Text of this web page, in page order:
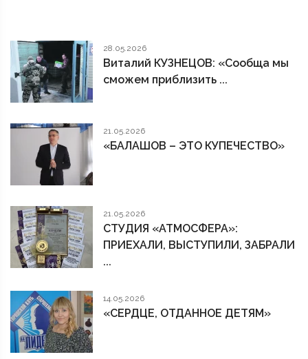
28.05.2026
Виталий КУЗНЕЦОВ: «Сообща мы
сможем приблизить ...
21.05.2026
«БАЛАШОВ – ЭТО КУПЕЧЕСТВО»
21.05.2026
СТУДИЯ «АТМОСФЕРА»:
ПРИЕХАЛИ, ВЫСТУПИЛИ, ЗАБРАЛИ
...
14.05.2026
«СЕРДЦЕ, ОТДАННОЕ ДЕТЯМ»